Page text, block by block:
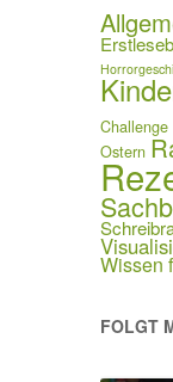
Challenge
Ostern
Wissen
FOLGT